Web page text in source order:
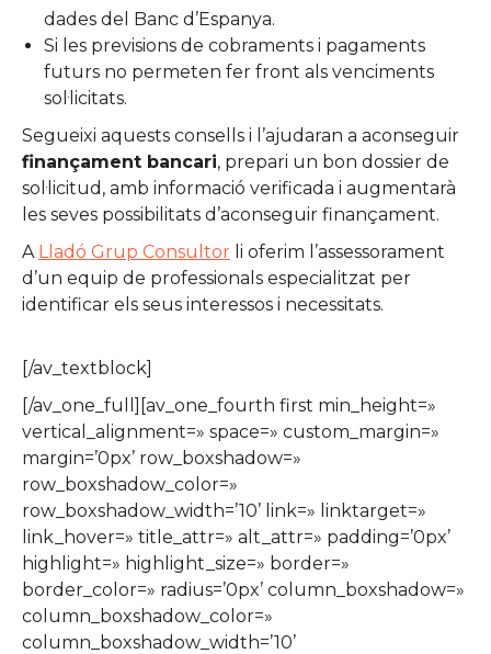
dades del Banc d’Espanya.
Si les previsions de cobraments i pagaments
futurs no permeten fer front als venciments
sol·licitats.
Segueixi aquests consells i l’ajudaran a aconseguir
finançament bancari, prepari un bon dossier de
sol·licitud, amb informació verificada i augmentarà
les seves possibilitats d’aconseguir finançament.
A Lladó Grup Consultor li oferim l’assessorament
d’un equip de professionals especialitzat per
identificar els seus interessos i necessitats.
[/av_textblock]
[/av_one_full][av_one_fourth first min_height=»
vertical_alignment=» space=» custom_margin=»
margin=’0px’ row_boxshadow=»
row_boxshadow_color=»
row_boxshadow_width=’10’ link=» linktarget=»
link_hover=» title_attr=» alt_attr=» padding=’0px’
highlight=» highlight_size=» border=»
border_color=» radius=’0px’ column_boxshadow=»
column_boxshadow_color=»
column_boxshadow_width=’10’